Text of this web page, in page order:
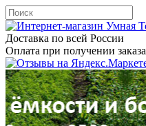
Доставка по всей России
Оплата при получении заказа